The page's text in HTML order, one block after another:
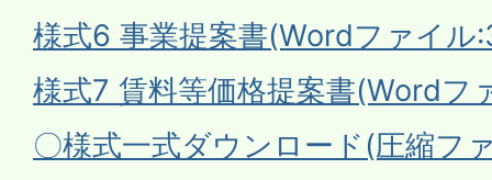
様式6 事業提案書(Wordファイル
様式7 賃料等価格提案書(Wordフ
〇様式一式ダウンロード(圧縮フ